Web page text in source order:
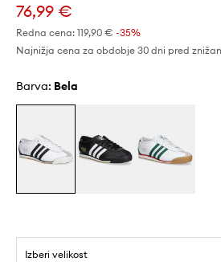
76,99 €
Redna cena: 119,90 € -35%
Najnižja cena za obdobje 30 dni pred
Barva: bela
Izberi velikost